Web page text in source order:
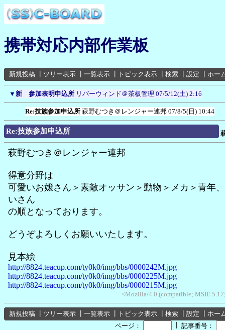
携帯対応内部作業板
新規投稿 ツリー表示 一覧表示 トピック表示 検索 設定 ホー
▼ 新 参加表明申込所 リバーウィンド＠茶板管理 07/5/12(土) 2:16
Re:技族参加申込所 萩野むつき＠レンジャー連邦 07/8/5(日) 10:44
Re:技族参加申込所
萩野むつき＠レンジャー連邦
得意分野は
可愛いお嬢さん＞素敵オッサン＞動物＞メカ＞青年
いさん
の順となっております。
どうぞよろしくお願いいたします。
見本絵
http://8824.teacup.com/ty0k0/img/bbs/0000242M.jpg
http://8824.teacup.com/ty0k0/img/bbs/0000225M.jpg
http://8824.teacup.com/ty0k0/img/bbs/0000215M.jpg
<Mozilla/4.0 (compatible; MSIE
新規投稿 ツリー表示 一覧表示 トピック表示 検索 設定
ホー
ページ：
記事番号：